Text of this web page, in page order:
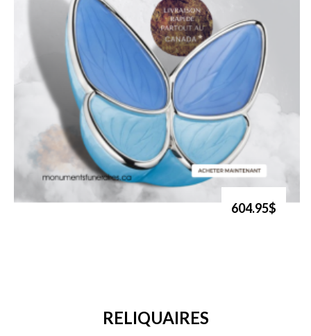
604.95$
RELIQUAIRES